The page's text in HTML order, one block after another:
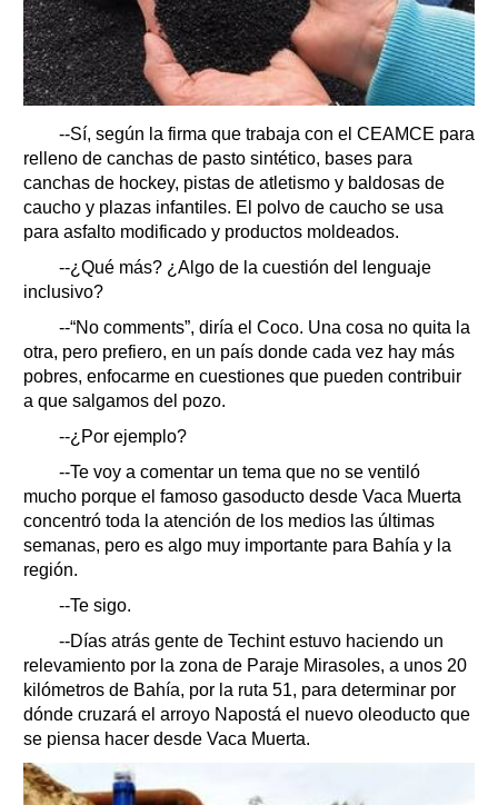
--Sí, según la firma que trabaja con el CEAMCE para
relleno de canchas de pasto sintético, bases para
canchas de hockey, pistas de atletismo y baldosas de
caucho y plazas infantiles. El polvo de caucho se usa
para asfalto modificado y productos moldeados.
--¿Qué más? ¿Algo de la cuestión del lenguaje
inclusivo?
--“No comments”, diría el Coco. Una cosa no quita la
otra, pero prefiero, en un país donde cada vez hay más
pobres, enfocarme en cuestiones que pueden contribuir
a que salgamos del pozo.
--¿Por ejemplo?
--Te voy a comentar un tema que no se ventiló
mucho porque el famoso gasoducto desde Vaca Muerta
concentró toda la atención de los medios las últimas
semanas, pero es algo muy importante para Bahía y la
región.
--Te sigo.
--Días atrás gente de Techint estuvo haciendo un
relevamiento por la zona de Paraje Mirasoles, a unos 20
kilómetros de Bahía, por la ruta 51, para determinar por
dónde cruzará el arroyo Napostá el nuevo oleoducto que
se piensa hacer desde Vaca Muerta.